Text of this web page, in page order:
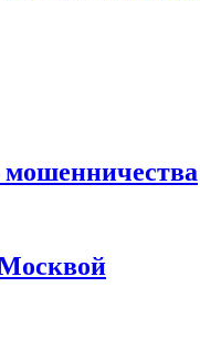
мошенничества